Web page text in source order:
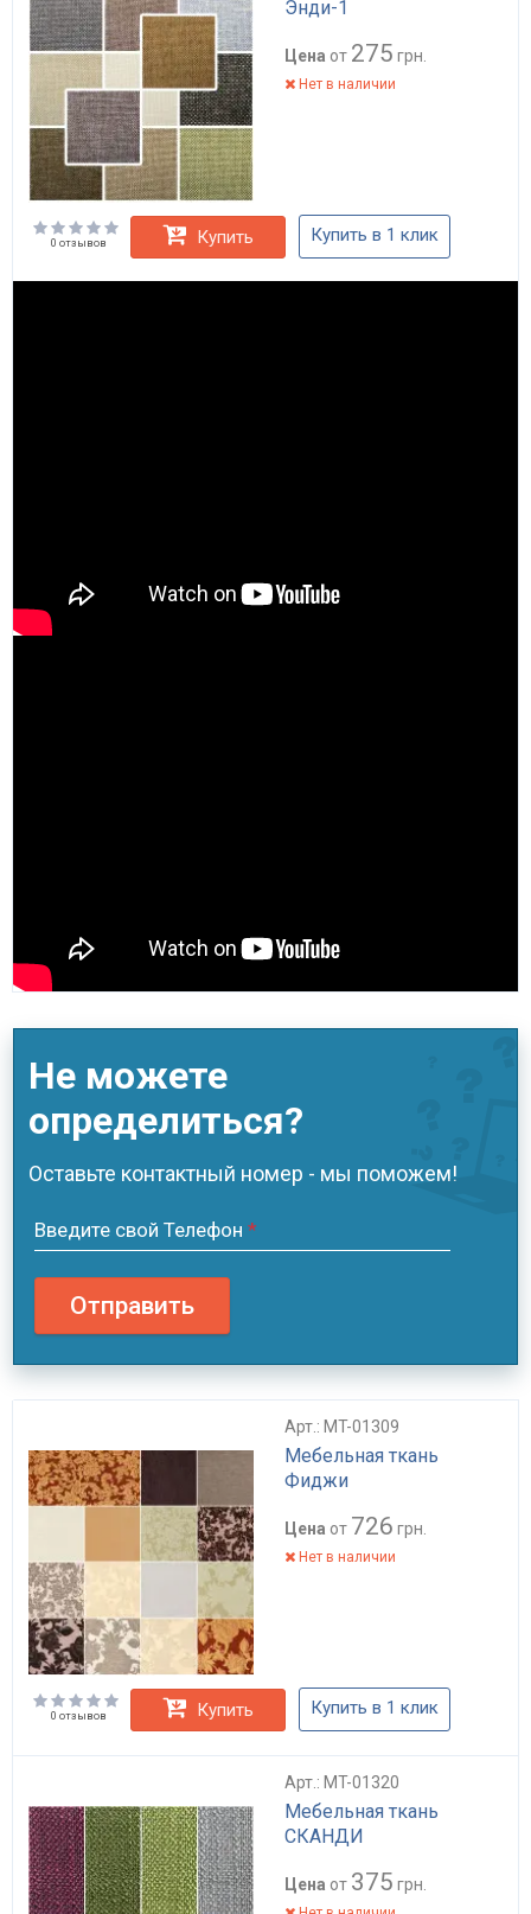
Энди-1
Цена от 275 грн.
Нет в наличии
0 отзывов Купить Купить в 1 клик
Не можете
определиться?
Оставьте контактный номер - мы поможем!
Введите свой Телефон *
Отправить
Арт.: MT-01309
Мебельная ткань
Фиджи
Цена от 726 грн.
Нет в наличии
0 отзывов Купить Купить в 1 клик
Арт.: MT-01320
Мебельная ткань
СКАНДИ
Цена от 375 грн.